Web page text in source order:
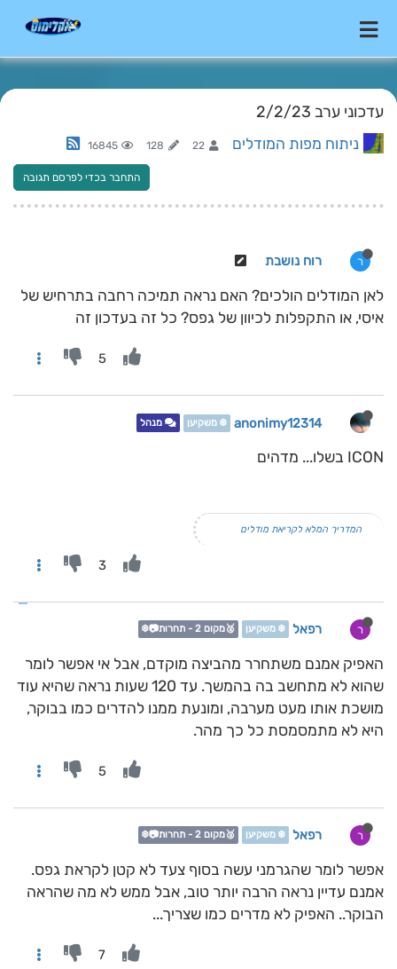
עדכוני ערב 2/2/23
ניתוח מפות המודלים 22
128
16845
התחבר בכדי לפרסם תגובה
ר רוח נושבת
לאן המודלים הולכים? האם נראה תמיכה רחבה בתרחיש של
איסי, או התקפלות לכיוון של גפס? כל זה בעדכון זה
5
anonimy12314 ❄️ משקיען מנהל
ICON בשלו... מדהים
המדריך המלא לקריאת מודלים
3
ר רפאל ❄️ משקיען 🥈מקום 2 - תחרות📷❄️
האפיק אמנם משתחרר מהביצה מוקדם, אבל אי אפשר לומר
שהוא לא מתחשב בה בהמשך. עד 120 שעות נראה שהיא עוד
מושכת אותו מעט מערבה, ומונעת ממנו להדרים כמו בבוקר,
היא לא מתמסמסת כל כך מהר.
5
ר רפאל ❄️ משקיען 🥈מקום 2 - תחרות📷❄️
אפשר לומר שהגרמני עשה בסוף צעד לא קטן לקראת גפס.
אמנם עדיין נראה הרבה יותר טוב, אבל ממש לא מה שהראה
הבוקר.. האפיק לא מדרים כמו שצריך...
7